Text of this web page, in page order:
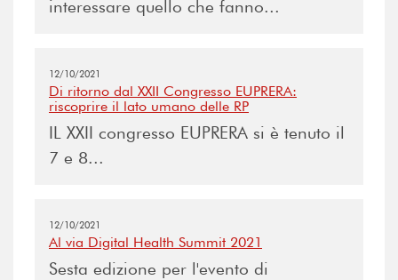
interessare quello che fanno...
12/10/2021
Di ritorno dal XXII Congresso EUPRERA:
riscoprire il lato umano delle RP
IL XXII congresso EUPRERA si è tenuto il
7 e 8...
12/10/2021
Al via Digital Health Summit 2021
Sesta edizione per l'evento di